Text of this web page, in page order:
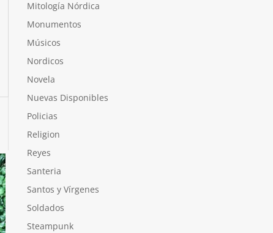
Mitología Nórdica
Monumentos
Músicos
Nordicos
Novela
Nuevas Disponibles
Policias
Religion
Reyes
Santeria
Santos y Vírgenes
Soldados
Steampunk